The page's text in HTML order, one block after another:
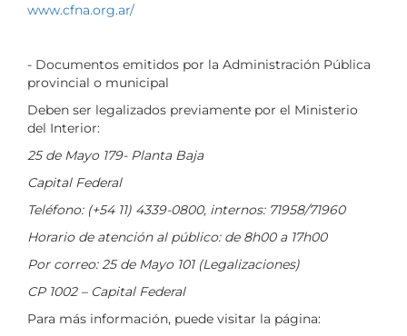
www.cfna.org.ar/
- Documentos emitidos por la Administración Pública
provincial o municipal
Deben ser legalizados previamente por el Ministerio
del Interior:
25 de Mayo 179- Planta Baja
Capital Federal
Teléfono: (+54 11) 4339-0800, internos: 71958/71960
Horario de atención al público: de 8h00 a 17h00
Por correo: 25 de Mayo 101 (Legalizaciones)
CP 1002 – Capital Federal
Para más información, puede visitar la página: